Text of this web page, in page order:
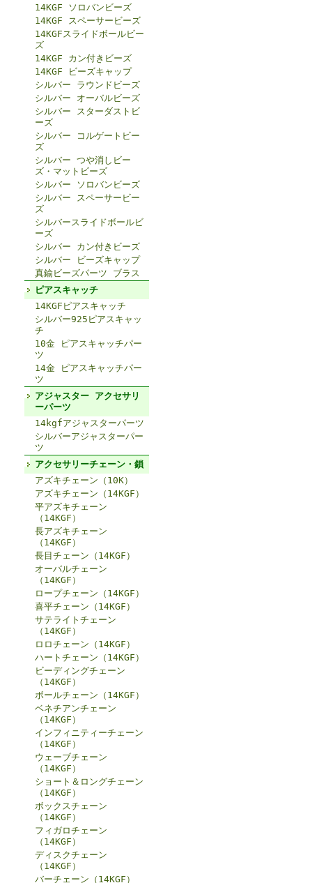
14KGF ソロバンビーズ
14KGF スペーサービーズ
14KGFスライドボールビー
ズ
14KGF カン付きビーズ
14KGF ビーズキャップ
シルバー ラウンドビーズ
シルバー オーバルビーズ
シルバー スターダストビ
ーズ
シルバー コルゲートビー
ズ
シルバー つや消しビー
ズ・マットビーズ
シルバー ソロバンビーズ
シルバー スペーサービー
ズ
シルバースライドボールビ
ーズ
シルバー カン付きビーズ
シルバー ビーズキャップ
真鍮ビーズパーツ ブラス
ピアスキャッチ
14KGFピアスキャッチ
シルバー925ピアスキャッ
チ
10金 ピアスキャッチパー
ツ
14金 ピアスキャッチパー
ツ
アジャスター アクセサリ
ーパーツ
14kgfアジャスターパーツ
シルバーアジャスターパー
ツ
アクセサリーチェーン・鎖
アズキチェーン（10K）
アズキチェーン（14KGF）
平アズキチェーン
（14KGF）
長アズキチェーン
（14KGF）
長目チェーン（14KGF）
オーバルチェーン
（14KGF）
ロープチェーン（14KGF）
喜平チェーン（14KGF）
サテライトチェーン
（14KGF）
ロロチェーン（14KGF）
ハートチェーン（14KGF）
ビーディングチェーン
（14KGF）
ボールチェーン（14KGF）
ベネチアンチェーン
（14KGF）
インフィニティーチェーン
（14KGF）
ウェーブチェーン
（14KGF）
ショート＆ロングチェーン
（14KGF）
ボックスチェーン
（14KGF）
フィガロチェーン
（14KGF）
ディスクチェーン
（14KGF）
バーチェーン（14KGF）